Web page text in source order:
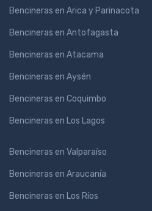
Bencineras en Arica y Parinacota
Bencineras en Antofagasta
Bencineras en Atacama
Bencineras en Aysén
Bencineras en Coquimbo
Bencineras en Los Lagos
Bencineras en Valparaíso
Bencineras en Araucanía
Bencineras en Los Ríos